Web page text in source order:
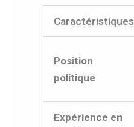
Caractéristiques
Position
politique
Expérience en